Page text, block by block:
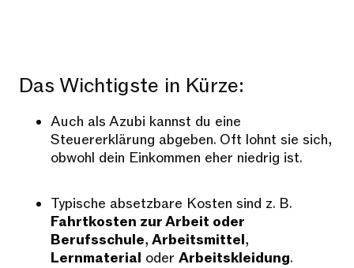
Das Wichtigste in Kürze:
Auch als Azubi kannst du eine
Steuererklärung abgeben. Oft lohnt sie sich,
obwohl dein Einkommen eher niedrig ist.
Typische absetzbare Kosten sind z. B.
Fahrtkosten zur Arbeit oder
Berufsschule, Arbeitsmittel,
Lernmaterial oder Arbeitskleidung.